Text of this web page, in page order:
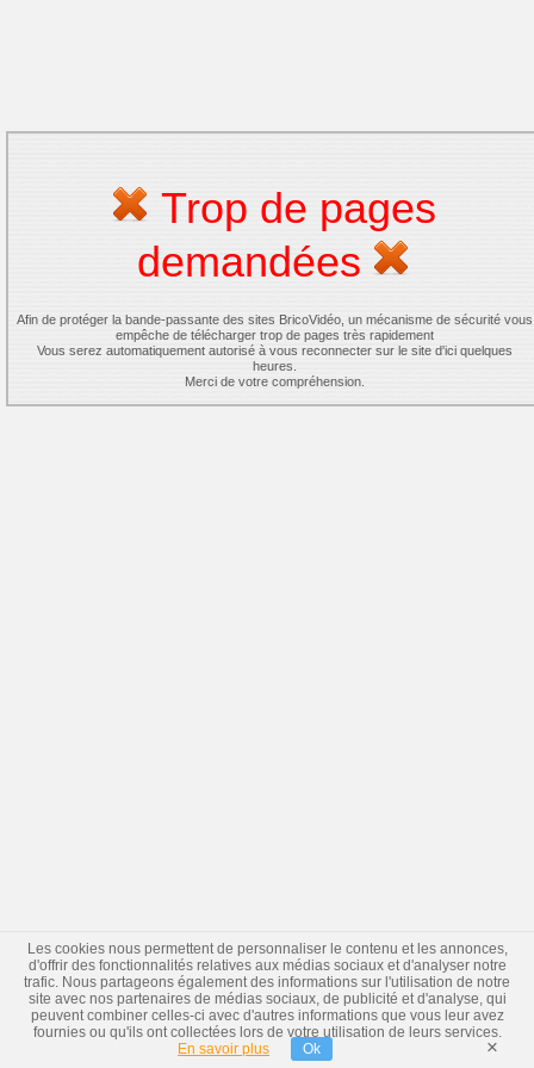
Trop de pages
demandées
Afin de protéger la bande-passante des sites BricoVidéo, un mécanisme de sécurité vous
empêche de télécharger trop de pages très rapidement
Vous serez automatiquement autorisé à vous reconnecter sur le site d'ici quelques
heures.
Merci de votre compréhension.
Les cookies nous permettent de personnaliser le contenu et les annonces,
d'offrir des fonctionnalités relatives aux médias sociaux et d'analyser notre
trafic. Nous partageons également des informations sur l'utilisation de notre
site avec nos partenaires de médias sociaux, de publicité et d'analyse, qui
peuvent combiner celles-ci avec d'autres informations que vous leur avez
fournies ou qu'ils ont collectées lors de votre utilisation de leurs services.
En savoir plus
Ok ×